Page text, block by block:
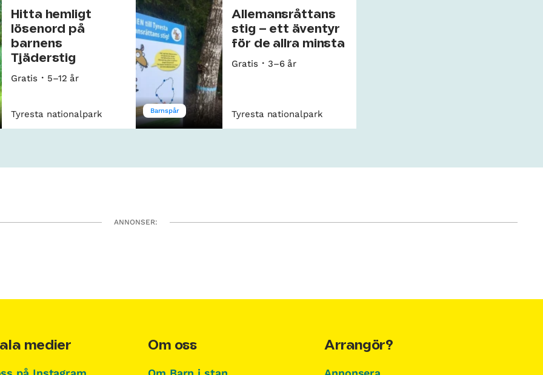
Hitta hemligt
lösenord på
barnens
Tjäderstig
Gratis 5–12 år
Tyresta nationalpark Barnspår
Allemansråttans
stig – ett äventyr
för de allra minsta
Gratis 3–6 år
Tyresta nationalpark
ANNONSER:
medier Om oss Arrangör?